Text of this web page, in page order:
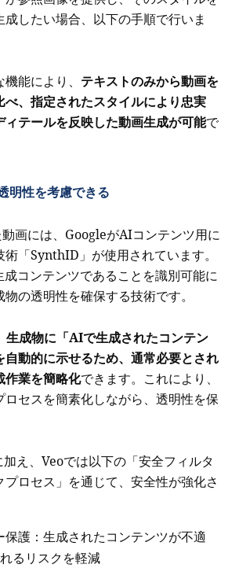
したい場合、以下の手順で行いま
能により、 テキストのみから動画を
べ、指定されたスタイルにより忠実
ィテールを反映した動画生成が可能で
明性を考慮できる
画には、GoogleがAIコンテンツ用に
「SynthID」が使用されています。
コンテンツであることを識別可能に
の透明性を確保する技術です。
成物に「AIで生成されたコンテン
自動的に示せるため、通常必要とされ
作業を簡略化できます。これにより、
ロセスを簡素化しながら、透明性を保
え、Veoでは以下の「安全フィルタ
プロセス」を通じて、安全性が強化さ
保護：生成されたコンテンツが不適
るリスクを軽減